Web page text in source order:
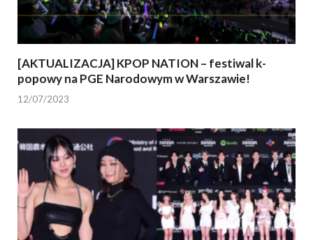
[AKTUALIZACJA] KPOP NATION – festiwal k-
popowy na PGE Narodowym w Warszawie!
12/07/2023